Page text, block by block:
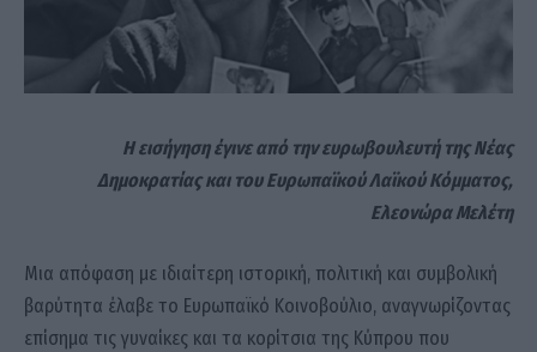
Η εισήγηση έγινε από την ευρωβουλευτή της Νέας
Δημοκρατίας και του Ευρωπαϊκού Λαϊκού Κόμματος,
Ελεονώρα Μελέτη
Μια απόφαση με ιδιαίτερη ιστορική, πολιτική και συμβολική
βαρύτητα έλαβε το Ευρωπαϊκό Κοινοβούλιο, αναγνωρίζοντας
επίσημα τις γυναίκες και τα κορίτσια της Κύπρου που